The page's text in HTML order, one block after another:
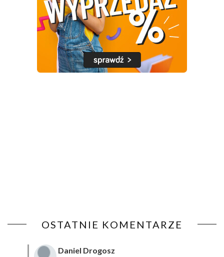
OSTATNIE KOMENTARZE
Daniel Drogosz